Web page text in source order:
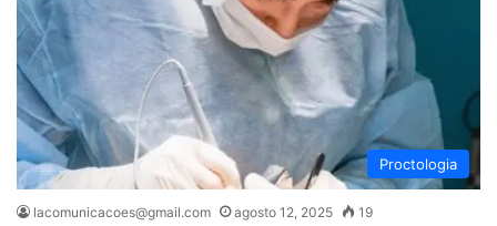
Proctologia
lacomunicacoes@gmail.com agosto 12, 2025 19